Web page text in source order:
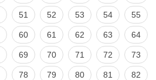
51 52 53 54 55
60 61 62 63 64
69 70 71 72 73
78 79 80 81 82